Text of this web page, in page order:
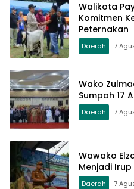
Walikota
Komitmen
Peternakan
Daerah 7
Wako
Sumpah 17
Daerah 7
Wawako
Menjadi Irup
Daerah 7